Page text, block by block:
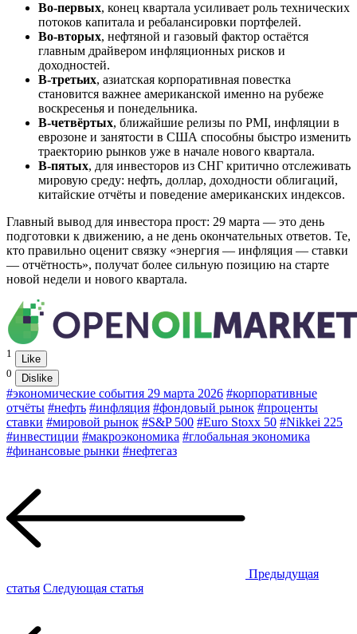
Во-первых, конец квартала усиливает роль технических
потоков капитала и ребалансировки портфелей.
Во-вторых, нефтяной и газовый фактор остаётся
главным драйвером инфляционных рисков и
доходностей.
В-третьих, азиатская корпоративная повестка
становится важнее американской именно на рубеже
воскресенья и понедельника.
В-четвёртых, ближайшие релизы по PMI, инфляции в
еврозоне и занятости в США способны быстро изменить
траекторию рынков уже в начале нового квартала.
В-пятых, для инвесторов из СНГ критично отслеживать
мировую среду: нефть, доллар, доходности облигаций,
китайские отчёты и поведение американских индексов.
Главный вывод для инвестора прост: 29 марта — это день
подготовки к движению, а не день окончательных ответов. Те,
кто правильно оценит связку «энергия — инфляция — ставки
— отчётность», получат более сильную позицию на старте
новой недели и нового квартала.
1
Like
0
Dislike
#экономические события 29 марта 2026 #корпоративные
отчёты #нефть #инфляция #фондовый рынок #проценты
ставки #мировой рынок #S&P 500 #Euro Stoxx 50 #Nikkei 225
#инвестиции #макроэкономика #глобальная экономика
#финансовые рынки #нефтегаз
Предыдущая
статья Следующая статья